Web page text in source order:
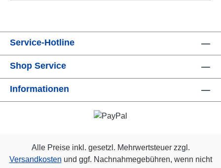
Service-Hotline
Shop Service
Informationen
Alle Preise inkl. gesetzl. Mehrwertsteuer zzgl.
Versandkosten und ggf. Nachnahmegebühren, wenn nicht